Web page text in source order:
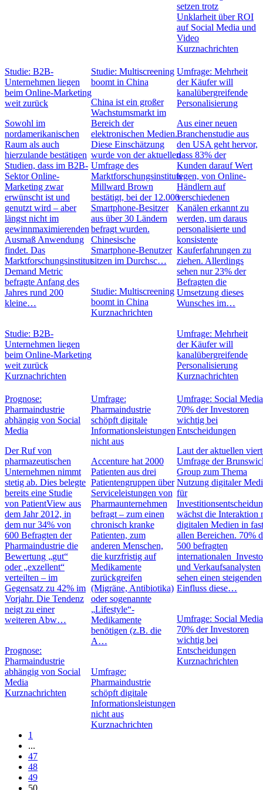
setzen trotz
Unklarheit über ROI
auf Social Media und
Video
Kurznachrichten
Studie: B2B-
Unternehmen liegen
beim Online-Marketing
weit zurück
Sowohl im
nordamerikanischen
Raum als auch
hierzulande bestätigen
Studien, dass im B2B-
Sektor Online-
Marketing zwar
erwünscht ist und
genutzt wird – aber
längst nicht im
gewinnmaximierenden
Ausmaß Anwendung
findet. Das
Marktforschungsinstitut
Demand Metric
befragte Anfang des
Jahres rund 200
kleine…
Studie: B2B-
Unternehmen liegen
beim Online-Marketing
weit zurück
Kurznachrichten
Studie: Multiscreening
boomt in China
China ist ein großer
Wachstumsmarkt im
Bereich der
elektronischen Medien.
Diese Einschätzung
wurde von der aktuellen
Umfrage des
Marktforschungsinstituts
Millward Brown
bestätigt, bei der 12.000
Smartphone-Besitzer
aus über 30 Ländern
befragt wurden.
Chinesische
Smartphone-Benutzer
sitzen im Durchsc…
Studie: Multiscreening
boomt in China
Kurznachrichten
Umfrage: Mehrheit
der Käufer will
kanalübergreifende
Personalisierung
Aus einer neuen
Branchenstudie aus
den USA geht hervor,
dass 83% der
Kunden darauf Wert
legen, von Online-
Händlern auf
verschiedenen
Kanälen erkannt zu
werden, um daraus
personalisierte und
konsistente
Kauferfahrungen zu
ziehen. Allerdings
sehen nur 23% der
Befragten die
Umsetzung dieses
Wunsches im…
Umfrage: Mehrheit
der Käufer will
kanalübergreifende
Personalisierung
Kurznachrichten
Prognose:
Pharmaindustrie
abhängig von Social
Media
Der Ruf von
pharmazeutischen
Unternehmen nimmt
stetig ab. Dies belegte
bereits eine Studie
von PatientView aus
dem Jahr 2012, in
dem nur 34% von
600 Befragten der
Pharmaindustrie die
Bewertung „gut“
oder „exzellent“
verteilten – im
Gegensatz zu 42% im
Vorjahr. Die Tendenz
neigt zu einer
weiteren Abw…
Prognose:
Pharmaindustrie
abhängig von Social
Media
Kurznachrichten
Umfrage:
Pharmaindustrie
schöpft digitale
Informationsleistungen
nicht aus
Accenture hat 2000
Patienten aus drei
Patientengruppen über
Serviceleistungen von
Pharmaunternehmen
befragt – zum einen
chronisch kranke
Patienten, zum
anderen Menschen,
die kurzfristig auf
Medikamente
zurückgreifen
(Migräne, Antibiotika)
oder sogenannte
„Lifestyle“-
Medikamente
benötigen (z.B. die
A…
Umfrage:
Pharmaindustrie
schöpft digitale
Informationsleistungen
nicht aus
Kurznachrichten
Umfrage: Social
70% der Investoren
wichtig bei
Entscheidungen
Laut der aktuellen
Umfrage der
Group zum Thema
Nutzung digitaler
für
wächst die Interaktion
digitalen Medien in
allen Bereichen. 70%
500 befragten
internationalen
und Verkaufsanalysten
sehen einen steigenden
Einfluss diese…
Umfrage: Social
70% der Investoren
wichtig bei
Entscheidungen
Kurznachrichten
1
...
47
48
49
50